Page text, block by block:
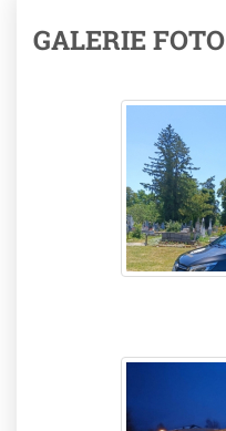
GALERIE FOTO